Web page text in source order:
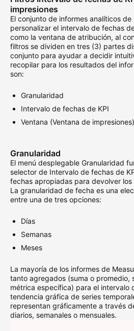
impresiones
El conjunto de informes analíticos
personalizar el intervalo de fechas
como la ventana de atribución, al
filtros se dividen en tres (3) partes
conjunto para ayudar a decidir
recopilar para los resultados del
son:
Granularidad
Intervalo de fechas de KPI
Ventana (Ventana de impresiones)
Granularidad
El menú desplegable Granularidad
selector de Intervalo de fechas de
fechas apropiadas para devolver
La granularidad de fecha es una
entre una de tres opciones:
Días
Semanas
Meses
La mayoría de los informes de
tanto agregados (suma o promedio,
métrica específica) para el intervalo
tendencia gráfica de series
representan gráficamente a través
diarios, semanales o mensuales.